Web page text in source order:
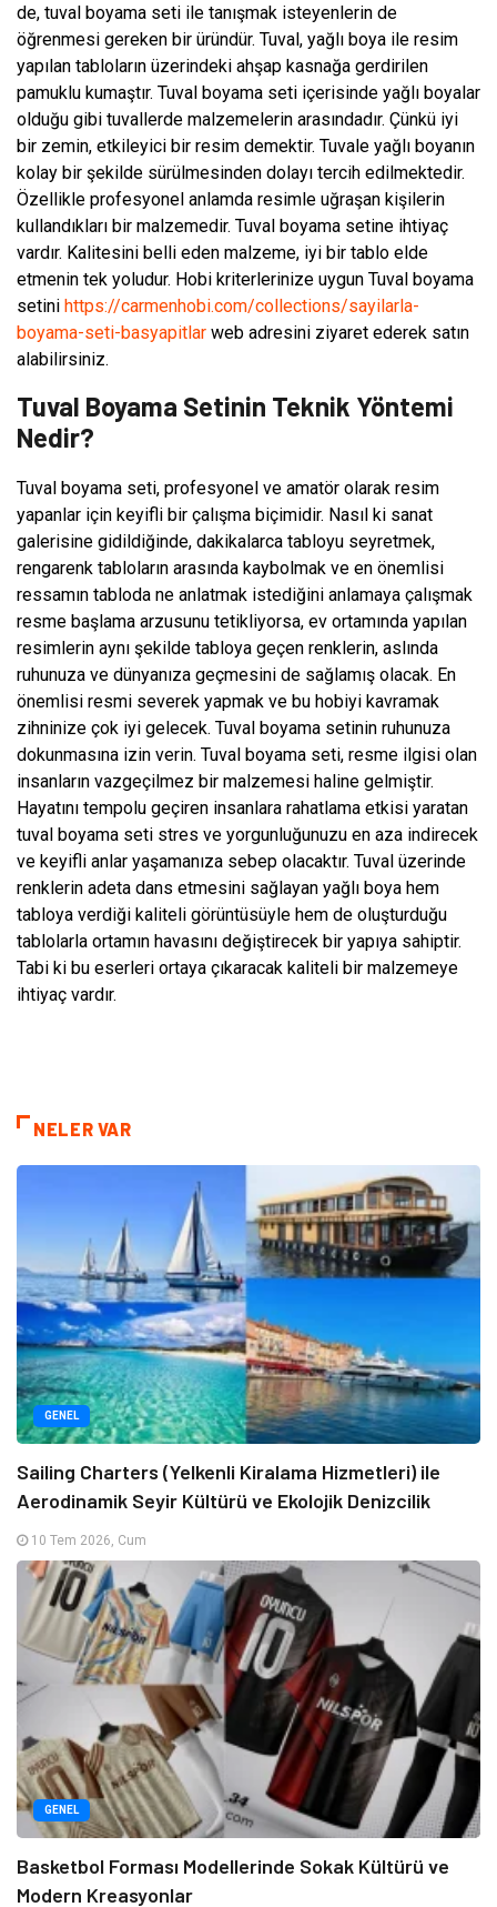
de, tuval boyama seti ile tanışmak isteyenlerin de
öğrenmesi gereken bir üründür. Tuval, yağlı boya ile resim
yapılan tabloların üzerindeki ahşap kasnağa gerdirilen
pamuklu kumaştır. Tuval boyama seti içerisinde yağlı boyalar
olduğu gibi tuvallerde malzemelerin arasındadır. Çünkü iyi
bir zemin, etkileyici bir resim demektir. Tuvale yağlı boyanın
kolay bir şekilde sürülmesinden dolayı tercih edilmektedir.
Özellikle profesyonel anlamda resimle uğraşan kişilerin
kullandıkları bir malzemedir. Tuval boyama setine ihtiyaç
vardır. Kalitesini belli eden malzeme, iyi bir tablo elde
etmenin tek yoludur. Hobi kriterlerinize uygun Tuval boyama
setini https://carmenhobi.com/collections/sayilarla-
boyama-seti-basyapitlar web adresini ziyaret ederek satın
alabilirsiniz.
Tuval Boyama Setinin Teknik Yöntemi
Nedir?
Tuval boyama seti, profesyonel ve amatör olarak resim
yapanlar için keyifli bir çalışma biçimidir. Nasıl ki sanat
galerisine gidildiğinde, dakikalarca tabloyu seyretmek,
rengarenk tabloların arasında kaybolmak ve en önemlisi
ressamın tabloda ne anlatmak istediğini anlamaya çalışmak
resme başlama arzusunu tetikliyorsa, ev ortamında yapılan
resimlerin aynı şekilde tabloya geçen renklerin, aslında
ruhunuza ve dünyanıza geçmesini de sağlamış olacak. En
önemlisi resmi severek yapmak ve bu hobiyi kavramak
zihninize çok iyi gelecek. Tuval boyama setinin ruhunuza
dokunmasına izin verin. Tuval boyama seti, resme ilgisi olan
insanların vazgeçilmez bir malzemesi haline gelmiştir.
Hayatını tempolu geçiren insanlara rahatlama etkisi yaratan
tuval boyama seti stres ve yorgunluğunuzu en aza indirecek
ve keyifli anlar yaşamanıza sebep olacaktır. Tuval üzerinde
renklerin adeta dans etmesini sağlayan yağlı boya hem
tabloya verdiği kaliteli görüntüsüyle hem de oluşturduğu
tablolarla ortamın havasını değiştirecek bir yapıya sahiptir.
Tabi ki bu eserleri ortaya çıkaracak kaliteli bir malzemeye
ihtiyaç vardır.
NELER VAR
GENEL
Sailing Charters (Yelkenli Kiralama Hizmetleri) ile
Aerodinamik Seyir Kültürü ve Ekolojik Denizcilik
10 Tem 2026, Cum
GENEL
Basketbol Forması Modellerinde Sokak Kültürü ve
Modern Kreasyonlar